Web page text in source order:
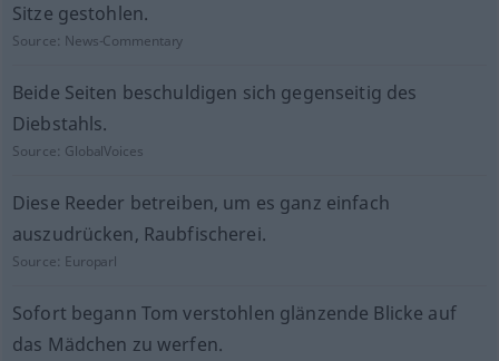
Sitze gestohlen.
Source: News-Commentary
Beide Seiten beschuldigen sich gegenseitig des
Diebstahls.
Source: GlobalVoices
Diese Reeder betreiben, um es ganz einfach
auszudrücken, Raubfischerei.
Source: Europarl
Sofort begann Tom verstohlen glänzende Blicke auf
das Mädchen zu werfen.